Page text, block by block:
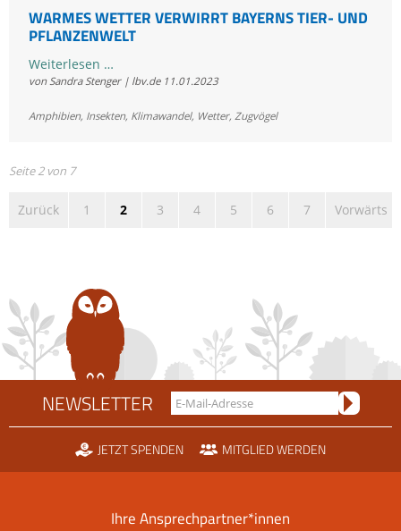
WARMES WETTER VERWIRRT BAYERNS TIER- UND
PFLANZENWELT
Weiterlesen …
Wetter
Bayerns
von Sandra Stenger | lbv.de 11.01.2023
Amphibien, Insekten, Klimawandel, Wetter, Zugvögel
Seite 2 von 7
Zurück 1 2 3 4 5 6 7 Vorwärts
NEWSLETTER
JETZT SPENDEN MITGLIED WERDEN
Ihre Ansprechpartner*innen